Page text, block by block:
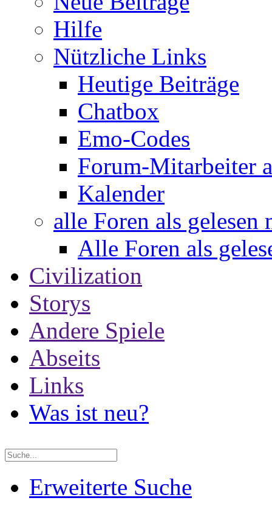
Hilfe
Nützliche Links
Heutige Beiträge
Chatbox
Emo-Codes
Forum-Mitarbeiter
Kalender
alle Foren als gelesen
Alle Foren als
Civilization
Storys
Andere Spiele
Abseits
Links
Was ist neu?
Erweiterte Suche